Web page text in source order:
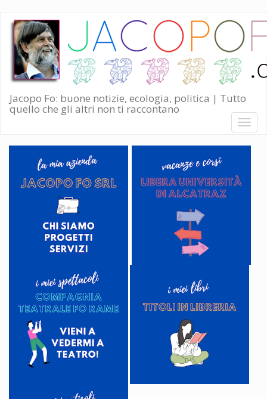
Salta
contenuto
principale
Jacopo Fo: buone notizie, ecologia, politica | Tutto
quello che gli altri non ti raccontano
Toggle